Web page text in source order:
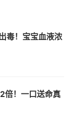
毒！宝宝血液浓
倍！一口送命真